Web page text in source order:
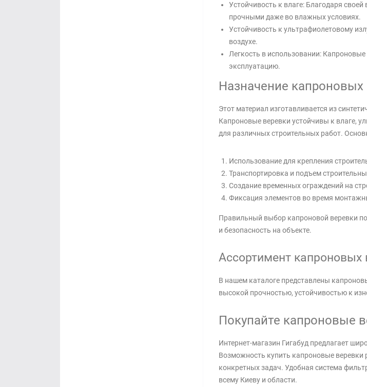
Устойчивость к влаге: Благодаря
прочными даже во влажных условиях.
Устойчивость к ультрафиолетовому
воздухе.
Легкость в использовании:
эксплуатацию.
Назначение капроновых
Этот материал изготавливается из
Капроновые веревки устойчивы к влаге,
для различных строительных работ.
Использование для крепления
Транспортировка и подъем
Создание временных ограждений на
Фиксация элементов во время
Правильный выбор капроновой веревки
и безопасность на объекте.
Ассортимент капроновых
В нашем каталоге представлены
высокой прочностью, устойчивостью к
Покупайте капроновые
Интернет-магазин Гигабуд предлагает
Возможность купить капроновые
конкретных задач. Удобная система
всему Киеву и области.